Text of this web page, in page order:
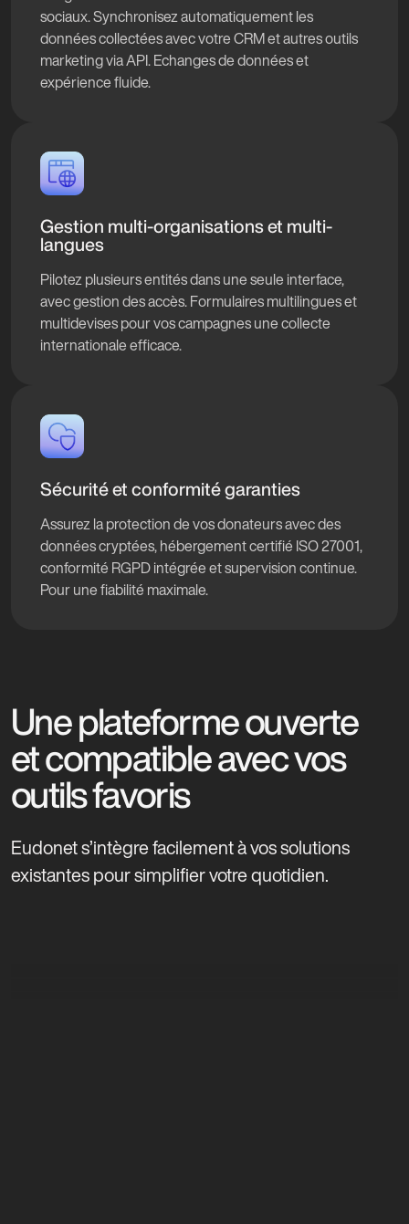
sociaux. Synchronisez automatiquement les
données collectées avec votre CRM et autres outils
marketing via API. Echanges de données et
expérience fluide.
Gestion multi-organisations et multi-
langues
Pilotez plusieurs entités dans une seule interface,
avec gestion des accès. Formulaires multilingues et
multidevises pour vos campagnes une collecte
internationale efficace.
Sécurité et conformité garanties
Assurez la protection de vos donateurs avec des
données cryptées, hébergement certifié ISO 27001,
conformité RGPD intégrée et supervision continue.
Pour une fiabilité maximale.
Une plateforme ouverte
et compatible avec vos
outils favoris
Eudonet s’intègre facilement à vos solutions
existantes pour simplifier votre quotidien.